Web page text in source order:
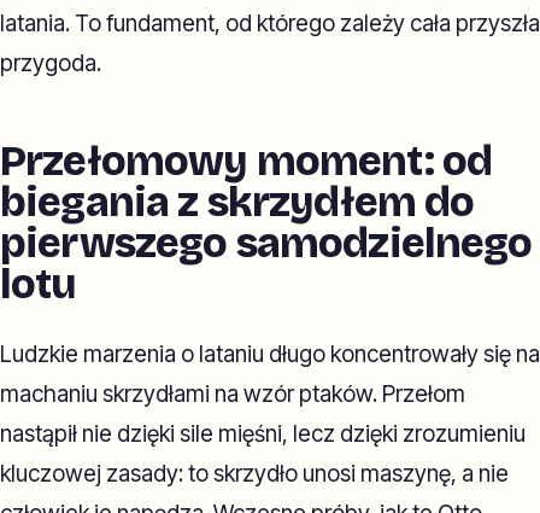
latania. To fundament, od którego zależy cała przyszła
przygoda.
Przełomowy moment: od
biegania z skrzydłem do
pierwszego samodzielnego
lotu
Ludzkie marzenia o lataniu długo koncentrowały się na
machaniu skrzydłami na wzór ptaków. Przełom
nastąpił nie dzięki sile mięśni, lecz dzięki zrozumieniu
kluczowej zasady: to skrzydło unosi maszynę, a nie